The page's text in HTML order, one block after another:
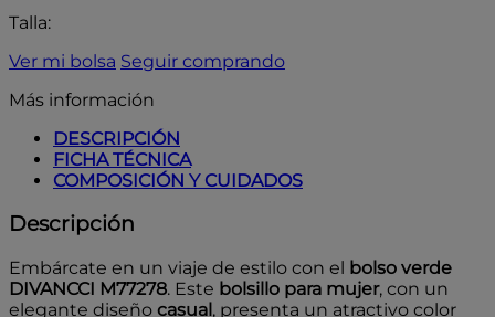
Talla:
Ver mi bolsa Seguir comprando
Más información
DESCRIPCIÓN
FICHA TÉCNICA
COMPOSICIÓN Y CUIDADOS
Descripción
Embárcate en un viaje de estilo con el bolso verde
DIVANCCI M77278. Este bolsillo para mujer, con un
elegante diseño casual, presenta un atractivo color